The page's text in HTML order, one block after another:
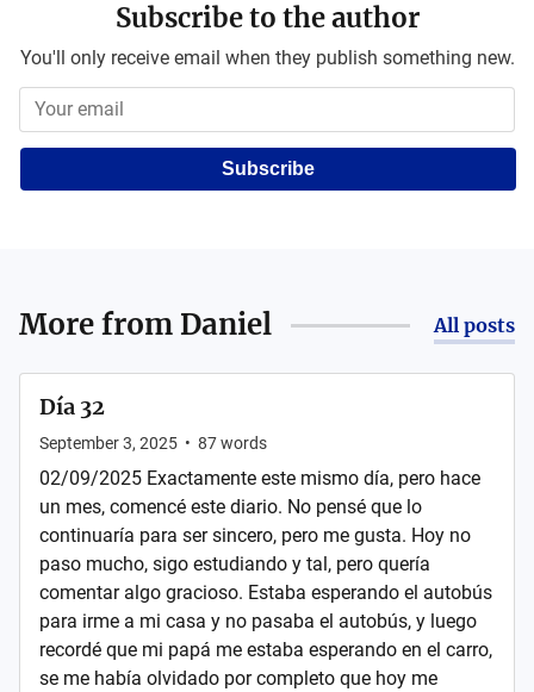
Subscribe to the author
You'll only receive email when they publish something new.
Subscribe
More from Daniel All posts
Día 32
September 3, 2025 • 87words
02/09/2025 Exactamente este mismo día, pero hace
un mes, comencé este diario. No pensé que lo
continuaría para ser sincero, pero me gusta. Hoy no
paso mucho, sigo estudiando y tal, pero quería
comentar algo gracioso. Estaba esperando el autobús
para irme a mi casa y no pasaba el autobús, y luego
recordé que mi papá me estaba esperando en el carro,
se me había olvidado por completo que hoy me